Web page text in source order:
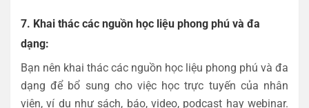
7. Khai thác các nguồn học liệu phong phú và đa
dạng:
Bạn nên khai thác các nguồn học liệu phong phú và đa
dạng để bổ sung cho việc học trực tuyến của nhân
viên, ví dụ như sách, báo, video, podcast hay webinar.